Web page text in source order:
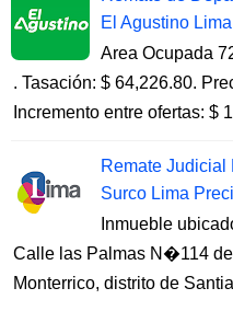
El Agustino
Area Ocupada
. Tasación: $ 64,226.80.
Incremento entre ofertas: $
Remate Judicial
Surco Lima
Inmueble
Calle las Palmas N�114
Monterrico, distrito de